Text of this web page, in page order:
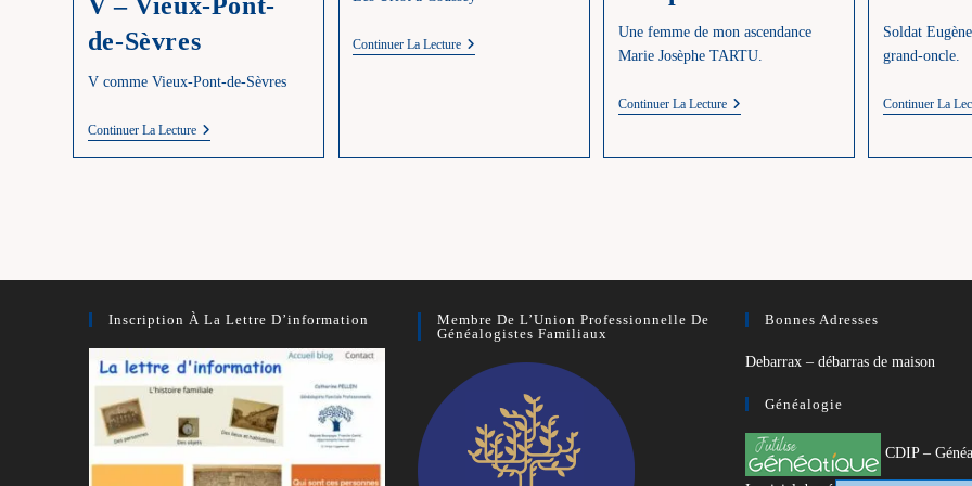
de-Sèvres
V comme Vieux-Pont-de-Sèvres
Continuer La LectureV
Continuer La LectureU
Une femme de mon ascendance
Marie Josèphe TARTU.
Continuer La LectureT
Marie
Soldat
grand-oncle.
Continuer La
Inscription À La Lettre D’information
Membre De L’Union Professionnelle De
Généalogistes Familiaux
Bonnes Adresses
Debarrax – débarras de maison
Généalogie
CDIP –